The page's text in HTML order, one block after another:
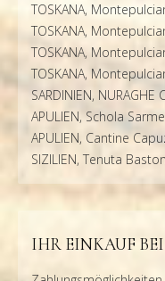
TOSKANA,
TOSKANA,
TOSKANA,
TOSKANA,
SARDINIEN, NURAGHE
APULIEN, Schola
APULIEN, Cantine
SIZILIEN, Tenuta
IHR EINKAUF BEI